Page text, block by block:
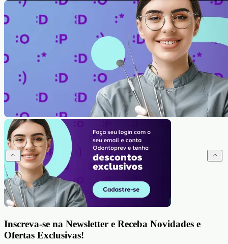
Inscreva-se na Newsletter e Receba Novidades e
Ofertas Exclusivas!